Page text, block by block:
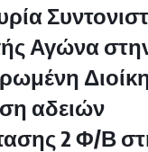
Αγώνα
αδειών
2 Φ/Β